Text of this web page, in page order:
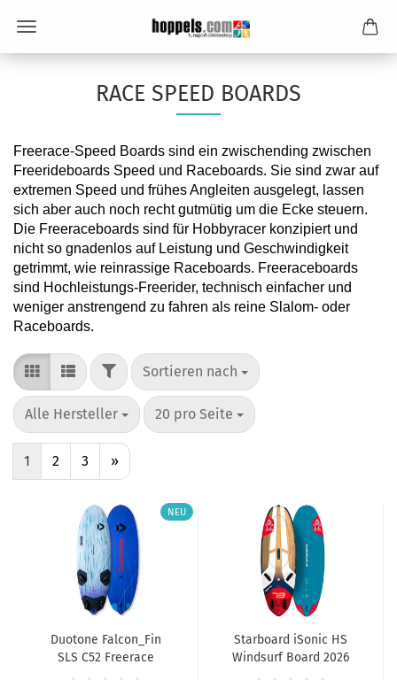
RACE SPEED BOARDS
Freerace-Speed Boards sind ein zwischending zwischen
Freerideboards Speed und Raceboards. Sie sind zwar auf
extremen Speed und frühes Angleiten ausgelegt, lassen
sich aber auch noch recht gutmütig um die Ecke steuern.
Die Freeraceboards sind für Hobbyracer konzipiert und
nicht so gnadenlos auf Leistung und Geschwindigkeit
getrimmt, wie reinrassige Raceboards. Freeraceboards
sind Hochleistungs-Freerider, technisch einfacher und
weniger anstrengend zu fahren als reine Slalom- oder
Raceboards.
FILTERSortieren nach
Sortieren nach
Alle Hersteller
pro Seite 20 pro Seite
pro Seite
1 2 3 »
NEU
Duotone Falcon_Fin
SLS C52 Freerace
Board 026
Starboard iSonic HS
Windsurf Board 2026